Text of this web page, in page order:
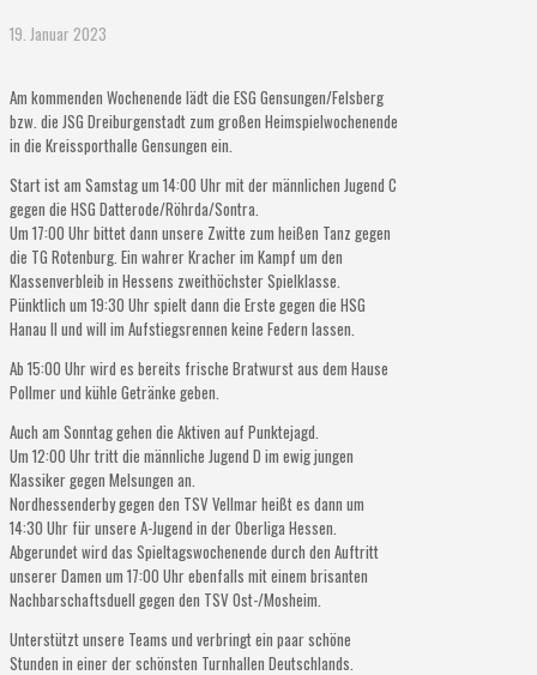
19. Januar 2023
Am kommenden Wochenende lädt die ESG Gensungen/Felsberg
bzw. die JSG Dreiburgenstadt zum großen Heimspielwochenende
in die Kreissporthalle Gensungen ein.
Start ist am Samstag um 14:00 Uhr mit der männlichen Jugend C
gegen die HSG Datterode/Röhrda/Sontra.
Um 17:00 Uhr bittet dann unsere Zwitte zum heißen Tanz gegen
die TG Rotenburg. Ein wahrer Kracher im Kampf um den
Klassenverbleib in Hessens zweithöchster Spielklasse.
Pünktlich um 19:30 Uhr spielt dann die Erste gegen die HSG
Hanau II und will im Aufstiegsrennen keine Federn lassen.
Ab 15:00 Uhr wird es bereits frische Bratwurst aus dem Hause
Pollmer und kühle Getränke geben.
Auch am Sonntag gehen die Aktiven auf Punktejagd.
Um 12:00 Uhr tritt die männliche Jugend D im ewig jungen
Klassiker gegen Melsungen an.
Nordhessenderby gegen den TSV Vellmar heißt es dann um
14:30 Uhr für unsere A-Jugend in der Oberliga Hessen.
Abgerundet wird das Spieltagswochenende durch den Auftritt
unserer Damen um 17:00 Uhr ebenfalls mit einem brisanten
Nachbarschaftsduell gegen den TSV Ost-/Mosheim.
Unterstützt unsere Teams und verbringt ein paar schöne
Stunden in einer der schönsten Turnhallen Deutschlands.